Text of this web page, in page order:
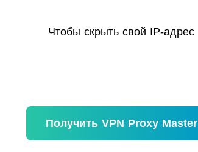
Чтобы скрыть свой IP-адрес
Получить VPN Proxy Master